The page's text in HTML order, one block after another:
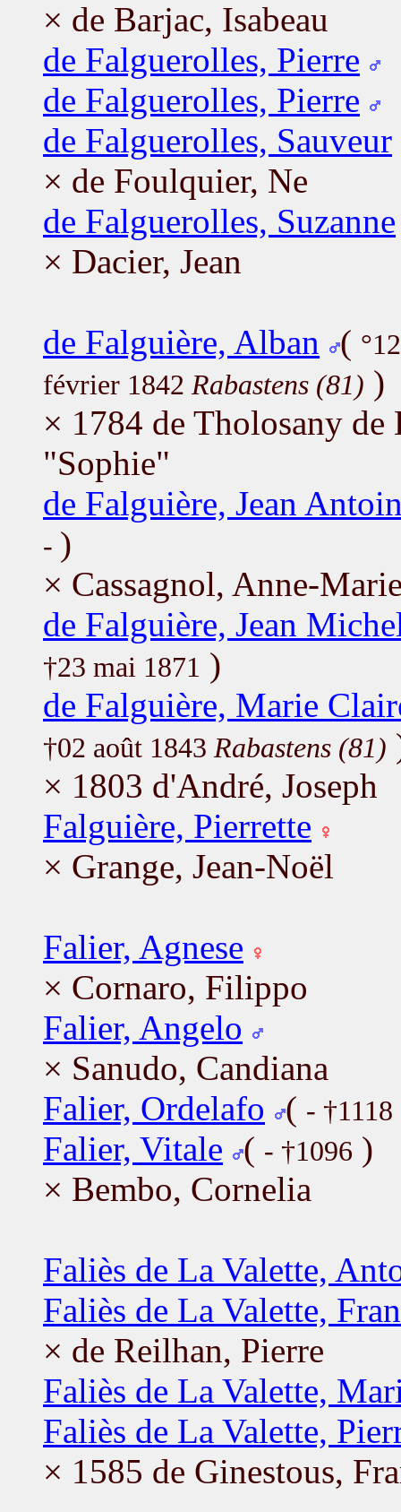
× de Barjac, Isabeau
de Falguerolles, Pierre
de Falguerolles, Pierre
de Falguerolles, Sauveur
× de Foulquier, Ne
de Falguerolles, Suzanne
× Dacier, Jean
de Falguière, Alban (
février 1842 Rabastens (81) )
× 1784 de Tholosany de
"Sophie"
de Falguière, Jean
- )
× Cassagnol, Anne-
de Falguière, Jean
†23 mai 1871 )
de Falguière, Marie
†02 août 1843 Rabastens (81)
× 1803 d'André, Joseph
Falguière, Pierrette
× Grange, Jean-Noël
Falier, Agnese
× Cornaro, Filippo
Falier, Angelo
× Sanudo, Candiana
Falier, Ordelafo
( - †1118
Falier, Vitale ( - †1096 )
× Bembo, Cornelia
Faliès de La Valette,
Faliès de La Valette,
× de Reilhan, Pierre
Faliès de La Valette,
Faliès de La Valette,
× 1585 de Ginestous,